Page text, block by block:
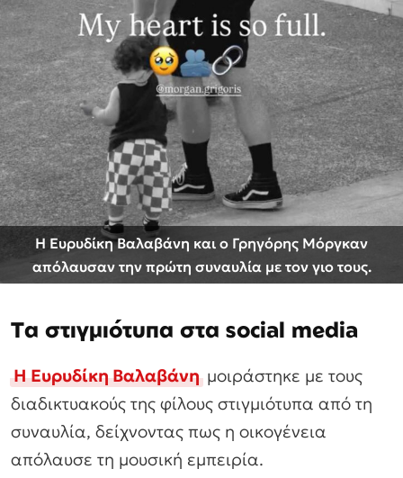
Η Ευρυδίκη Βαλαβάνη και ο Γρηγόρης Μόργκαν
απόλαυσαν την πρώτη συναυλία με τον γιο τους.
Τα στιγμιότυπα στα social media
Η Ευρυδίκη Βαλαβάνημοιράστηκε με τους
διαδικτυακούς της φίλους στιγμιότυπα από τη
συναυλία, δείχνοντας πως η οικογένεια
απόλαυσε τη μουσική εμπειρία.